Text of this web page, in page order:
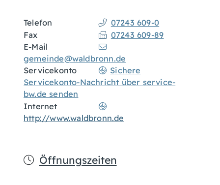
Telefon
07243 609-0
Fax
07243 609-89
E-Mail
gemeinde@waldbronn.de
Servicekonto
Sichere
Servicekonto-Nachricht über service-
bw.de senden
Internet
http://www.waldbronn.de
Öffnungszeiten